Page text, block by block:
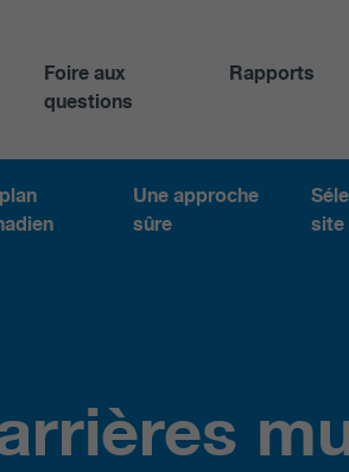
Foire aux
questions
Rapports
Une approche
sûre
site